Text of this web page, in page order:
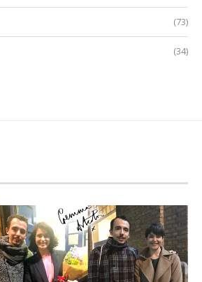
(73)
(34)